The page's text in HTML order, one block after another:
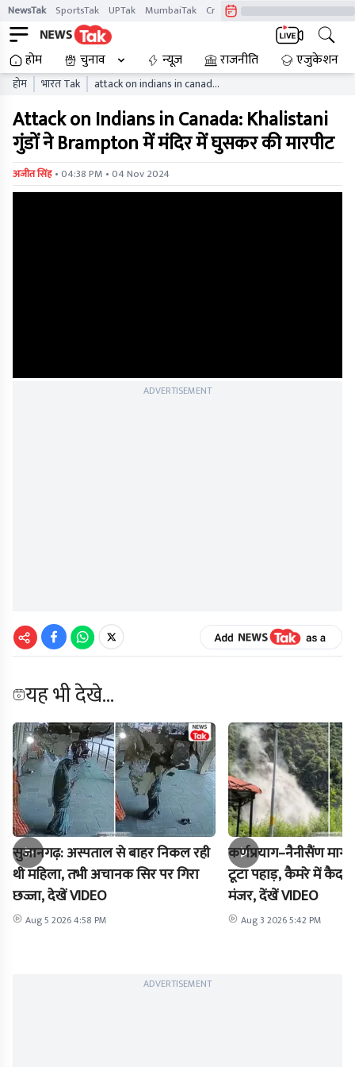
NewsTak SportsTak UPTak MumbaiTak CrimeTak
होम चुनाव न्यूज़ राजनीति एजुकेशन
होम भारत Tak
attack on indians in canada
temple in brampton and
attacked
Attack on Indians in Canada: Khalistani
गुंडों ने Brampton में मंदिर में घुसकर की मारपीट
अजीत सिंह • 04:38 PM • 04 Nov 2024
ADVERTISEMENT
यह भी देखे...
सुजानगढ़: अस्पताल से बाहर निकल रही
थी महिला, तभी अचानक सिर पर गिरा
छज्जा, देखें VIDEO
Aug 5 2026 4:58 PM
कर्णप्रयाग–नैनीसैंण
टूटा पहाड़, कैमरे में कैद
मंजर, देंखें VIDEO
Aug 3 2026 5:42 PM
ADVERTISEMENT